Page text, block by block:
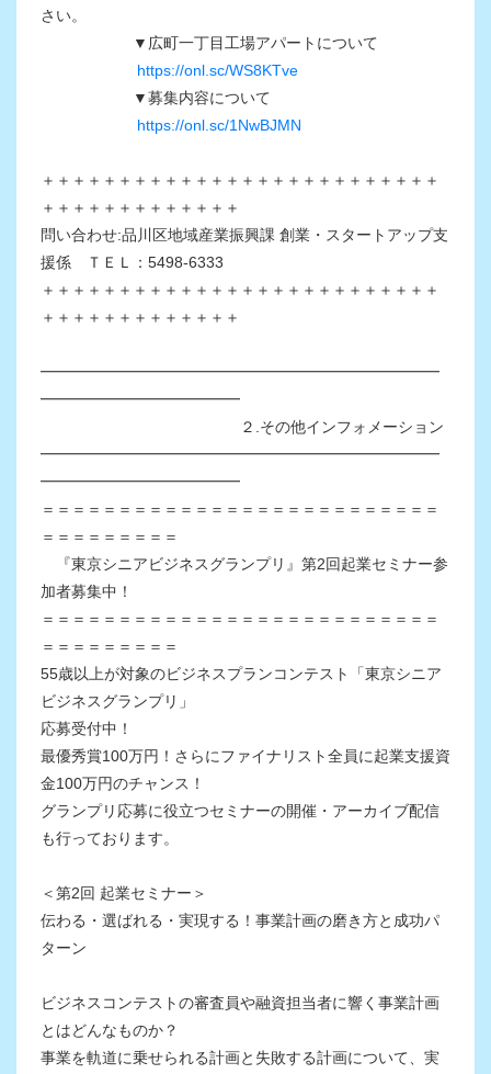
さい。
▼広町一丁目工場アパートについて
https://onl.sc/WS8KTve
▼募集内容について
https://onl.sc/1NwBJMN
＋＋＋＋＋＋＋＋＋＋＋＋＋＋＋＋＋＋＋＋＋＋＋＋＋＋
＋＋＋＋＋＋＋＋＋＋＋＋＋
問い合わせ:品川区地域産業振興課 創業・スタートアップ支
援係 ＴＥＬ：5498-6333
＋＋＋＋＋＋＋＋＋＋＋＋＋＋＋＋＋＋＋＋＋＋＋＋＋＋
＋＋＋＋＋＋＋＋＋＋＋＋＋
━━━━━━━━━━━━━━━━━━━━━━━━━━
━━━━━━━━━━━━━
２.その他インフォメーション
━━━━━━━━━━━━━━━━━━━━━━━━━━
━━━━━━━━━━━━━
＝＝＝＝＝＝＝＝＝＝＝＝＝＝＝＝＝＝＝＝＝＝＝＝＝＝
＝＝＝＝＝＝＝＝＝
『東京シニアビジネスグランプリ』第2回起業セミナー参
加者募集中！
＝＝＝＝＝＝＝＝＝＝＝＝＝＝＝＝＝＝＝＝＝＝＝＝＝＝
＝＝＝＝＝＝＝＝＝
55歳以上が対象のビジネスプランコンテスト「東京シニア
ビジネスグランプリ」
応募受付中！
最優秀賞100万円！さらにファイナリスト全員に起業支援資
金100万円のチャンス！
グランプリ応募に役立つセミナーの開催・アーカイブ配信
も行っております。
＜第2回 起業セミナー＞
伝わる・選ばれる・実現する！事業計画の磨き方と成功パ
ターン
ビジネスコンテストの審査員や融資担当者に響く事業計画
とはどんなものか？
事業を軌道に乗せられる計画と失敗する計画について、実